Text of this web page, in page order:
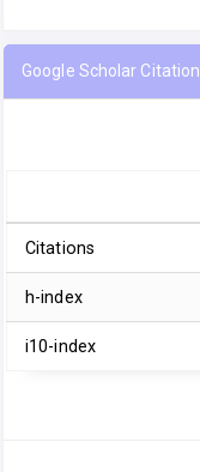
Google Scholar Citation
Citations
h-index
i10-index